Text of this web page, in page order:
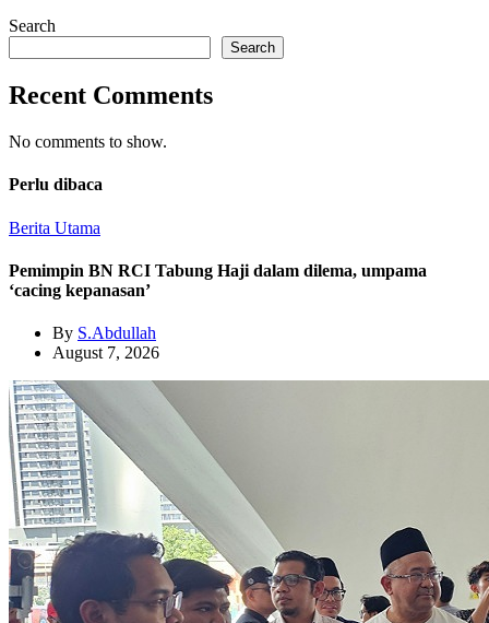
Search
Search
Recent Comments
No comments to show.
Perlu dibaca
Berita Utama
Pemimpin BN RCI Tabung Haji dalam dilema, umpama
‘cacing kepanasan’
By S.Abdullah
August 7, 2026